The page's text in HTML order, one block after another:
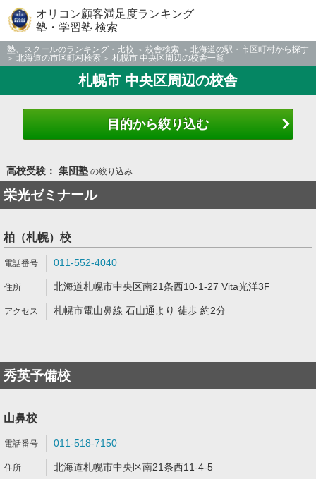
オリコン顧客満足度ランキング
塾・学習塾 検索
塾、スクールのランキング・比較 校舎検索
北海道の駅・市区町村から探す
北海道の市区町村検索
札幌市 中央区周辺の校舎一覧
札幌市 中央区周辺の校舎
目的から絞り込む
高校受験： 集団塾の絞り込み
栄光ゼミナール
柏（札幌）校
011-552-4040
北海道札幌市中央区南21条西10-1-27 Vita光洋3F
札幌市電山鼻線 石山通より 徒歩 約2分
秀英予備校
山鼻校
011-518-7150
北海道札幌市中央区南21条西11-4-5